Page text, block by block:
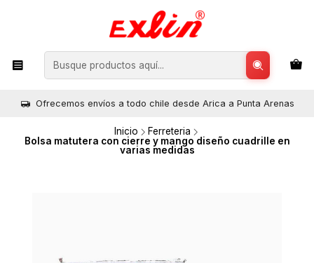
Ofrecemos envíos a todo chile desde Arica a Punta Arenas
Inicio
Ferreteria
Bolsa matutera con cierre y mango diseño cuadrille en
varias medidas